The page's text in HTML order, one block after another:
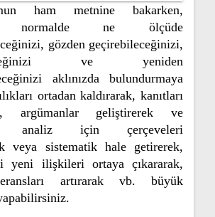
ham metnine bakarken,
normalde ne ölçüde
gözden geçirebileceğinizi,
ve yeniden
aklınızda bulundurmaya
ortadan kaldırarak, kanıtları
argümanlar geliştirerek ve
analiz için çerçeveleri
veya sistematik hale getirerek,
yeni ilişkileri ortaya çıkararak,
artırarak vb. büyük